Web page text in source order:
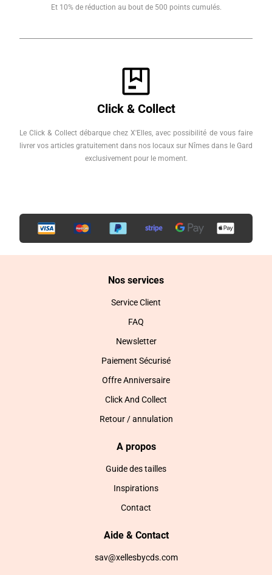
Et 10% de réduction au bout de 500 points cumulés.
Click & Collect
Le Click & Collect débarque chez X'Elles, avec possibilité de vous faire
livrer vos articles gratuitement dans nos locaux sur Nîmes dans le Gard
exclusivement pour le moment.
Nos services
Service Client
FAQ
Newsletter
Paiement Sécurisé
Offre Anniversaire
Click And Collect
Retour / annulation
A propos
Guide des tailles
Inspirations
Contact
Aide & Contact
sav@xellesbycds.com